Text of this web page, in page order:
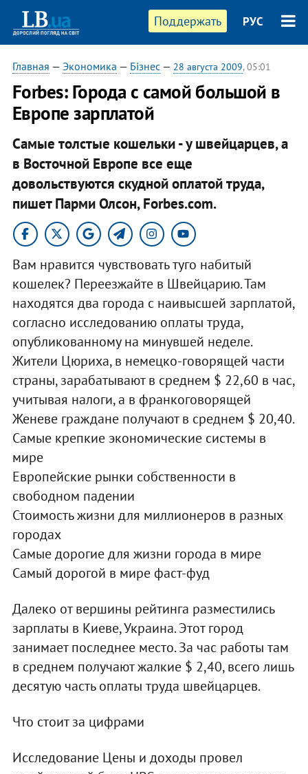
Поддержать РУС
Главная — Экономика — Бізнес— 28 августа 2009, 05:01
Forbes: Города с самой большой в
Европе зарплатой
Самые толстые кошельки - у швейцарцев, а
в Восточной Европе все еще
довольствуются скудной оплатой труда,
пишет Парми Олсон, Forbes.com.
Вам нравится чувствовать туго набитый
кошелек? Переезжайте в Швейцарию. Там
находятся два города с наивысшей зарплатой,
согласно исследованию оплаты труда,
опубликованному на минувшей неделе.
Жители Цюриха, в немецко-говорящей части
страны, зарабатывают в среднем $ 22,60 в час,
учитывая налоги, а в франкоговорящей
Женеве граждане получают в среднем $ 20,40.
Самые крепкие экономические системы в
мире
Европейские рынки собственности в
свободном падении
Стоимость жизни для миллионеров в разных
городах
Самые дорогие для жизни города в мире
Самый дорогой в мире фаст-фуд
Далеко от вершины рейтинга разместились
зарплаты в Киеве, Украина. Этот город
занимает последнее место. За час работы там
в среднем получают жалкие $ 2,40, всего лишь
десятую часть оплаты труда швейцарцев.
Что стоит за цифрами
Исследование Цены и доходы провел